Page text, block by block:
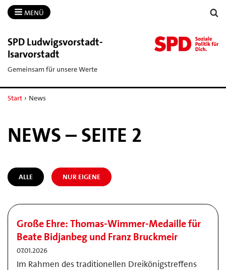
MENÜ
SPD Ludwigsvorstadt-​
Isarvorstadt
Gemeinsam für unsere Werte
Start › News
NEWS – SEITE 2
ALLE NUR EIGENE
Große Ehre: Thomas-Wimmer-Medaille für
Beate Bidjanbeg und Franz Bruckmeir
07.01.2026
Im Rahmen des traditionellen Dreikönigstreffens